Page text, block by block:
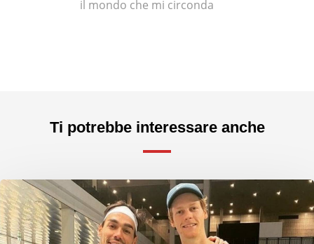
il mondo che mi circonda
Ti potrebbe interessare anche